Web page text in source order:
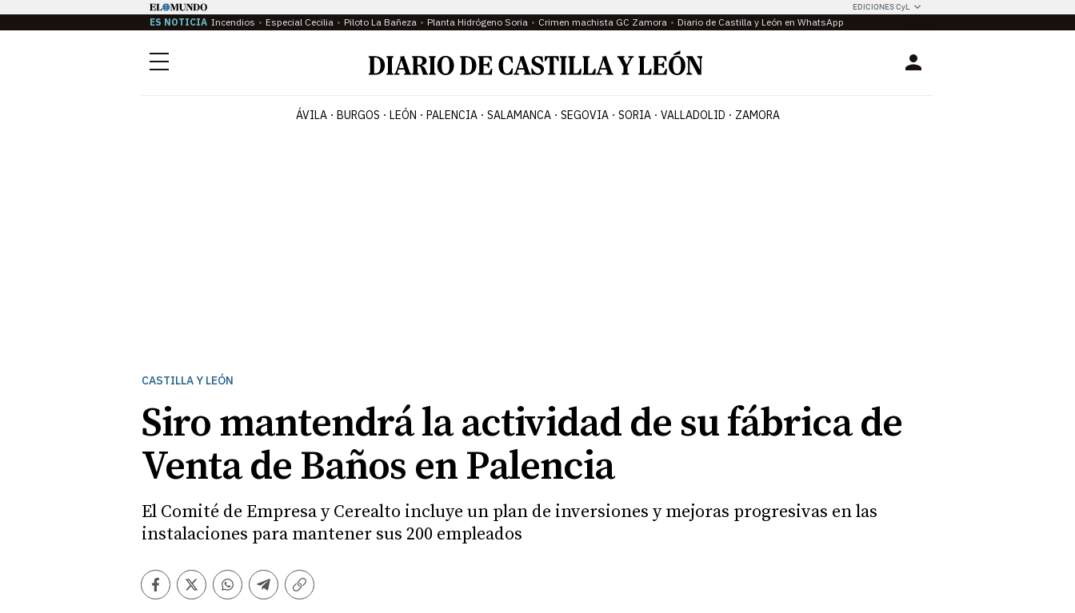
EDICIONES CyL
ES NOTICIA Incendios Especial Cecilia Piloto La Bañeza Planta Hidrógeno Soria Crimen machista GC Zamora Diario de Castilla y León en WhatsApp
Menú Login
ÁVILA BURGOS LEÓN PALENCIA SALAMANCA SEGOVIA SORIA VALLADOLID ZAMORA
CASTILLA Y LEÓN
Siro mantendrá la actividad de su fábrica de
Venta de Baños en Palencia
El Comité de Empresa y Cerealto incluye un plan de inversiones y mejoras progresivas en las
instalaciones para mantener sus 200 empleados
Facebook
TwitterWhatsapp
Telegram
Copiar